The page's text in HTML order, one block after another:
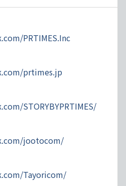
PRTIMES.Inc
prtimes.jp
STORYBYPRTIMES/
jootocom/
Tayoricom/